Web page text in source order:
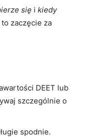
się i kiedy
zaczęcie za
DEET lub
szczególnie o
spodnie.